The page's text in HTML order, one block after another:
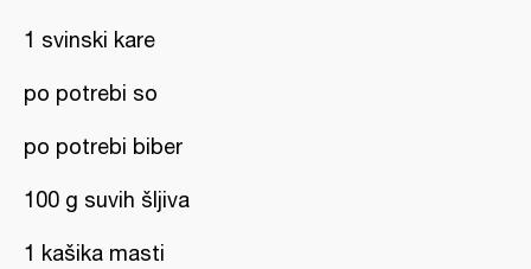
1 svinski kare
po potrebi so
po potrebi biber
100 g suvih šljiva
1 kašika masti